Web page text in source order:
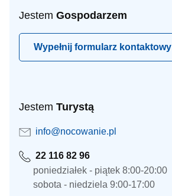
Jestem Gospodarzem
Wypełnij formularz kontaktowy
Jestem Turystą
info@nocowanie.pl
22 116 82 96
poniedziałek - piątek 8:00-20:00
sobota - niedziela 9:00-17:00